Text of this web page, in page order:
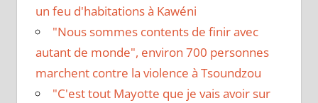
un feu d'habitations à Kawéni
"Nous sommes contents de finir avec
autant de monde", environ 700 personnes
marchent contre la violence à Tsoundzou
"C'est tout Mayotte que je vais avoir sur